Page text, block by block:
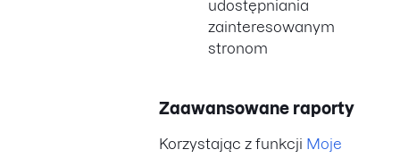
udostępniania
zainteresowanym
stronom
Zaawansowane raporty
Korzystając z funkcji Moje